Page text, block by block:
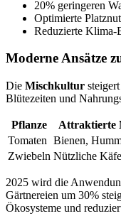
20% geringeren
Optimierte
Reduzierte Klima-
Moderne Ansätze
Die Mischkultur
Blütezeiten und
Pflanze
Attraktierte
Tomaten Bienen,
Zwiebeln Nützliche
2025 wird die
Gärtnereien um 30%
Ökosysteme und